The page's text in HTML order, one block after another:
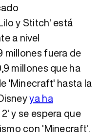
y Stitch' está
a nivel
millones fuera de
millones que ha
'Minecraft' hasta la
ya ha
y se espera que
con 'Minecraft'.